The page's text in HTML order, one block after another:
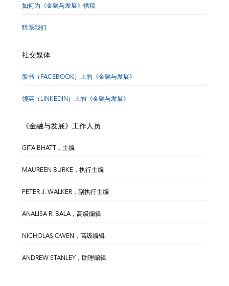
如何为《金融与发展》供稿
联系我们
社交媒体
脸书（FACEBOOK）上的《金融与发展》
领英（LINKEDIN）上的《金融与发展》
《金融与发展》工作人员
GITA BHATT，主编
MAUREEN BURKE，执行主编
PETER J. WALKER，副执行主编
ANALISA R. BALA，高级编辑
NICHOLAS OWEN，高级编辑
ANDREW STANLEY，助理编辑